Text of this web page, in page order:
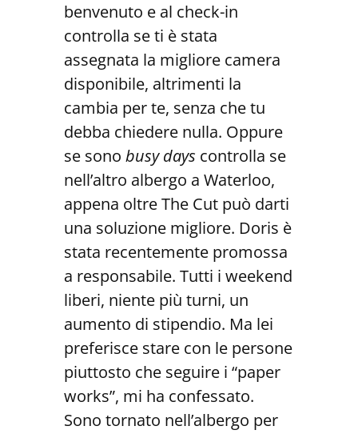
benvenuto e al check-in
controlla se ti è stata
assegnata la migliore camera
disponibile, altrimenti la
cambia per te, senza che tu
debba chiedere nulla. Oppure
se sono busy days controlla se
nell’altro albergo a Waterloo,
appena oltre The Cut può darti
una soluzione migliore. Doris è
stata recentemente promossa
a responsabile. Tutti i weekend
liberi, niente più turni, un
aumento di stipendio. Ma lei
preferisce stare con le persone
piuttosto che seguire i “paper
works”, mi ha confessato.
Sono tornato nell’albergo per